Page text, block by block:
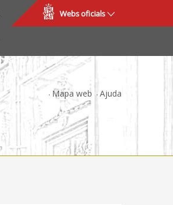
Webs oficials
Mapa web Ajuda